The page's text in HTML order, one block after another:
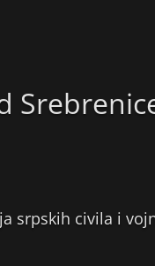
srpskih civila i